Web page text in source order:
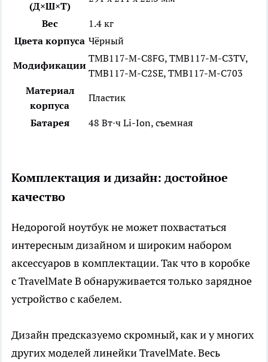
(Д×Ш×Т)
Вес
1.4 кг
Цвета корпуса Чёрный
Модификации
TMB117-M-C8FG, TMB117-M-C3TV,
TMB117-M-C2SE, TMB117-M-C703
Материал
корпуса
Пластик
Батарея 48 Вт·ч Li-Ion, съемная
Комплектация и дизайн: достойное
качество
Недорогой ноутбук не может похвастаться
интересным дизайном и широким набором
аксессуаров в комплектации. Так что в коробке
с TravelMate B обнаруживается только зарядное
устройство с кабелем.
Дизайн предсказуемо скромный, как и у многих
других моделей линейки TravelMate. Весь